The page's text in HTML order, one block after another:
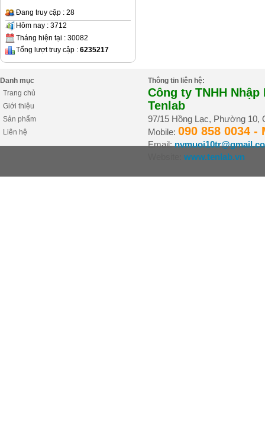
Đang truy cập : 28
Hôm nay : 3712
Tháng hiện tại : 30082
Tổng lượt truy cập : 6235217
Danh mục
Trang chủ
Giới thiệu
Sản phẩm
Liên hệ
Thông tin liên hệ:
Công ty TNHH
Tenlab
97/15 Hồng Lạc, Phường 10,
Mobile: 090 858 0034 -
Email:
www.tenlab.vn